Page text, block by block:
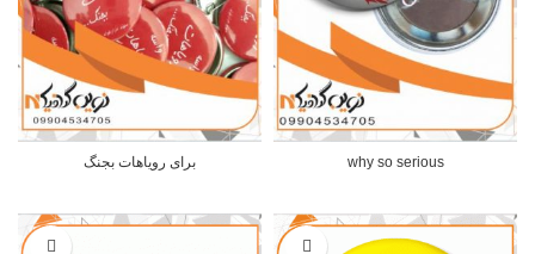
why so serious برای رویاهات بجنگ